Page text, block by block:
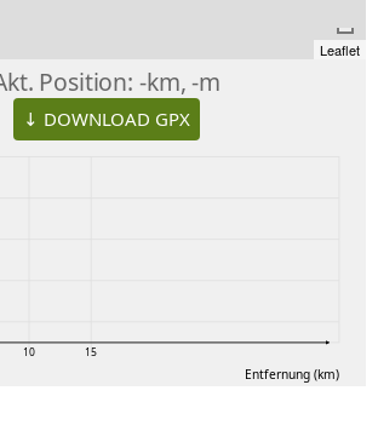
Leaflet
Position: -km, -m
↓ DOWNLOAD GPX
10 15
Entfernung (km)